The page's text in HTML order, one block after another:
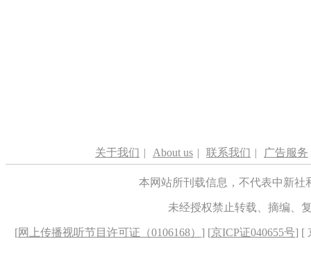
关于我们 | About us | 联系我们 | 广告服务
本网站所刊载信息，不代表中新
未经授权禁止转载、摘编、
[网上传播视听节目许可证（0106168） ] [京ICP证040655号] [